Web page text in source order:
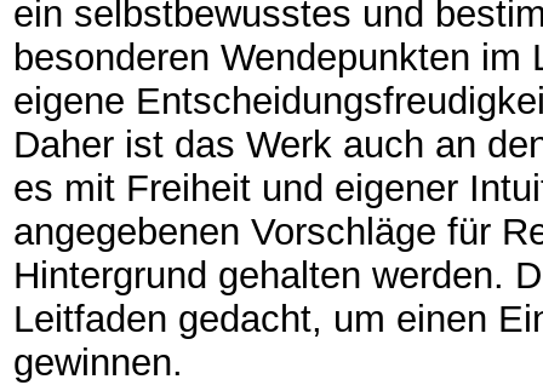
ein selbstbewusstes und
besonderen Wendepunkten
eigene
Daher ist das Werk auch an
es mit Freiheit und eigener
angegebenen Vorschläge für
Hintergrund gehalten werden.
Leitfaden gedacht, um einen
gewinnen.